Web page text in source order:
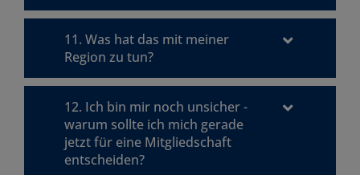
11. Was hat das mit meiner
Region zu tun?
12. Ich bin mir noch unsicher -
warum sollte ich mich gerade
jetzt für eine Mitgliedschaft
entscheiden?